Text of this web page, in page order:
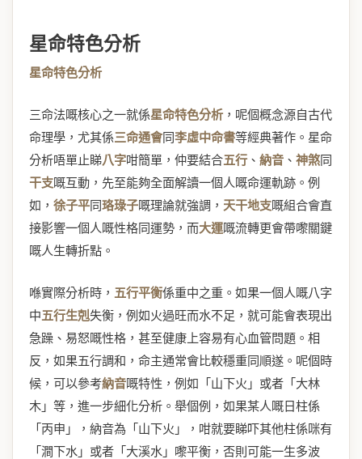
星命特色分析
星命特色分析
三命法嘅核心之一就係星命特色分析 ，呢個概念源自古代
命理學，尤其係三命通會同李虛中命書等經典著作。星命
分析唔單止睇八字咁簡單，仲要結合五行 、 納音 、 神煞同
干支嘅互動，先至能夠全面解讀一個人嘅命運軌跡。例
如， 徐子平同珞琭子嘅理論就強調， 天干地支嘅組合會直
接影響一個人嘅性格同運勢，而大運嘅流轉更會帶嚟關鍵
嘅人生轉折點。
喺實際分析時， 五行平衡係重中之重。如果一個人嘅八字
中五行生剋失衡，例如火過旺而水不足，就可能會表現出
急躁、易怒嘅性格，甚至健康上容易有心血管問題。相
反，如果五行調和，命主通常會比較穩重同順遂。呢個時
候，可以參考納音嘅特性，例如「山下火」或者「大林
木」等，進一步細化分析。舉個例，如果某人嘅日柱係
「丙申」，納音為「山下火」，咁就要睇吓其他柱係咪有
「澗下水」或者「大溪水」嚟平衡，否則可能一生多波